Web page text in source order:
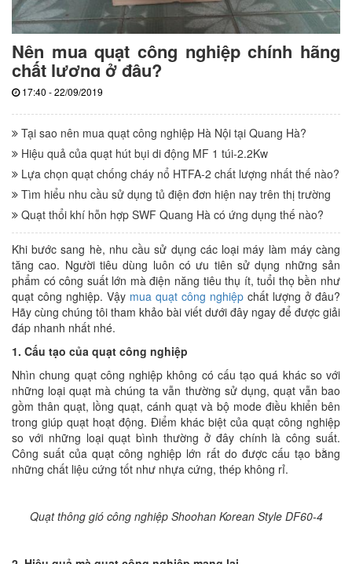
Nên mua quạt công nghiệp chính hãng
chất lượng ở đâu?
17:40 - 22/09/2019
Tại sao nên mua quạt công nghiệp Hà Nội tại Quang Hà?
Hiệu quả của quạt hút bụi di động MF 1 túi-2.2Kw
Lựa chọn quạt chống cháy nổ HTFA-2 chất lượng nhất thế nào?
Tìm hiểu nhu cầu sử dụng tủ điện đơn hiện nay trên thị trường
Quạt thổi khí hỗn hợp SWF Quang Hà có ứng dụng thế nào?
Khi bước sang hè, nhu cầu sử dụng các loại máy làm máy càng
tăng cao. Người tiêu dùng luôn có ưu tiên sử dụng những sản
phẩm có công suất lớn mà điện năng tiêu thụ ít, tuổi thọ bền như
quạt công nghiệp. Vậy mua quạt công nghiệp chất lượng ở đâu?
Hãy cùng chúng tôi tham khảo bài viết dưới đây ngay để được giải
đáp nhanh nhất nhé.
1. Cấu tạo của quạt công nghiệp
Nhìn chung quạt công nghiệp không có cấu tạo quá khác so với
những loại quạt mà chúng ta vẫn thường sử dụng, quạt vẫn bao
gồm thân quạt, lồng quạt, cánh quạt và bộ mode điều khiển bên
trong giúp quạt hoạt động. Điểm khác biệt của quạt công nghiệp
so với những loại quạt bình thường ở đây chính là công suất.
Công suất của quạt công nghiệp lớn rất do được cấu tạo bằng
những chất liệu cứng tốt như nhựa cứng, thép không rỉ.
Quạt thông gió công nghiệp Shoohan Korean Style DF60-4